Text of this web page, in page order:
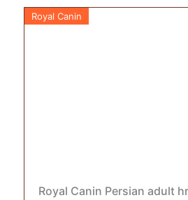
Royal Canin
Royal Canin Persian adult